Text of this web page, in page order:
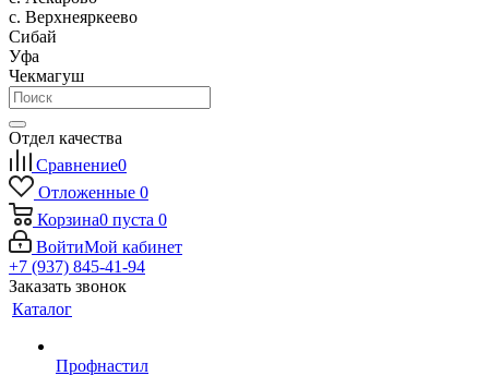
с. Верхнеяркеево
Сибай
Уфа
Чекмагуш
Отдел качества
Сравнение0
Отложенные 0
Корзина0 пуста 0
ВойтиМой кабинет
+7 (937) 845-41-94
Заказать звонок
Каталог
Профнастил